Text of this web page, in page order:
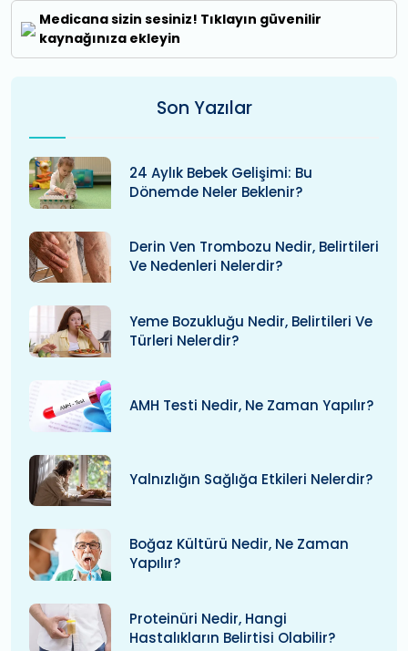
Medicana sizin sesiniz! Tıklayın güvenilir
kaynağınıza ekleyin
Son Yazılar
24 Aylık Bebek Gelişimi: Bu
Dönemde Neler Beklenir?
Derin Ven Trombozu Nedir, Belirtileri
Ve Nedenleri Nelerdir?
Yeme Bozukluğu Nedir, Belirtileri Ve
Türleri Nelerdir?
AMH Testi Nedir, Ne Zaman Yapılır?
Yalnızlığın Sağlığa Etkileri Nelerdir?
Boğaz Kültürü Nedir, Ne Zaman
Yapılır?
Proteinüri Nedir, Hangi
Hastalıkların Belirtisi Olabilir?